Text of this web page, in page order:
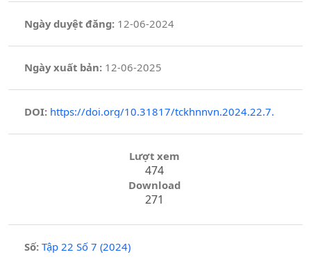
Ngày duyệt đăng:12-06-2024
Ngày xuất bản: 12-06-2025
DOI: https://doi.org/10.31817/tckhnnvn.2024.22.7.
Lượt xem
474
Download
271
Số: Tập 22 Số 7 (2024)